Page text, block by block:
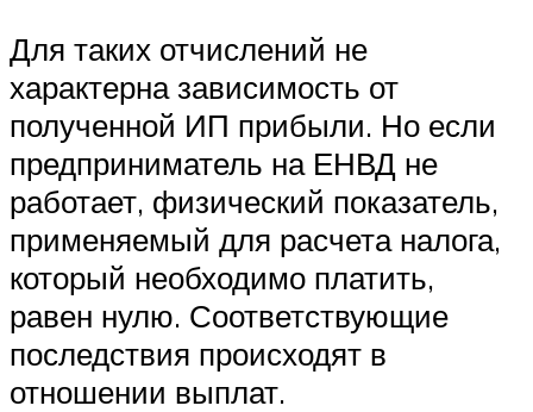
Для таких отчислений не
характерна зависимость от
полученной ИП прибыли. Но если
предприниматель на ЕНВД не
работает, физический показатель,
применяемый для расчета налога,
который необходимо платить,
равен нулю. Соответствующие
последствия происходят в
отношении выплат.